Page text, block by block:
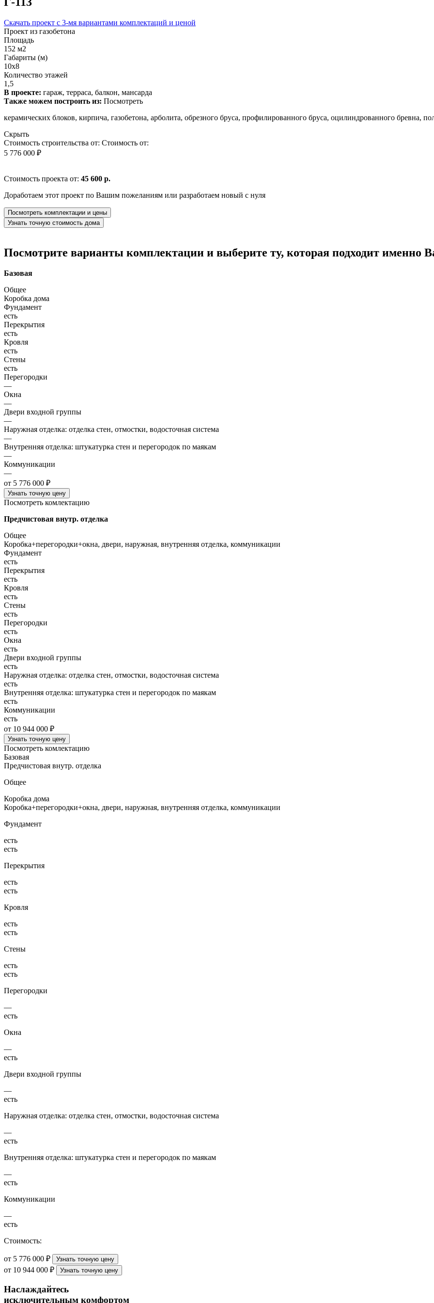
Скачать проект с 3-мя вариантами комплектаций и ценой
Проект из газобетона
Площадь
152 м2
Габариты (м)
10x8
Количество этажей
1,5
В проекте: гараж, терраса, балкон, мансарда
Также можем построить из: Посмотреть
керамических блоков, кирпича, газобетона, арболита, обрезного бруса, профилированного бруса, оцилиндрованного бревна,
Скрыть
Стоимость строительства от: Стоимость от:
5 776 000 ₽
Стоимость проекта от: 45 600 р.
Доработаем этот проект по Вашим пожеланиям или разработаем новый с нуля
Посмотреть комплектации и цены
Узнать точную стоимость дома
Посмотрите варианты комплектации и выберите ту, которая подходит именно
Базовая
Общее
Коробка дома
Фундамент
есть
Перекрытия
есть
Кровля
есть
Стены
есть
Перегородки
—
Окна
—
Двери входной группы
—
Наружная отделка: отделка стен, отмостки, водосточная система
—
Внутренняя отделка: штукатурка стен и перегородок по маякам
—
Коммуникации
—
от 5 776 000 ₽
Узнать точную цену
Посмотреть комлектацию
Предчистовая внутр. отделка
Общее
Коробка+перегородки+окна, двери, наружная, внутренняя отделка, коммуникации
Фундамент
есть
Перекрытия
есть
Кровля
есть
Стены
есть
Перегородки
есть
Окна
есть
Двери входной группы
есть
Наружная отделка: отделка стен, отмостки, водосточная система
есть
Внутренняя отделка: штукатурка стен и перегородок по маякам
есть
Коммуникации
есть
от 10 944 000 ₽
Узнать точную цену
Посмотреть комлектацию
Базовая
Предчистовая внутр. отделка
Общее
Коробка дома
Коробка+перегородки+окна, двери, наружная, внутренняя отделка, коммуникации
Фундамент
есть
есть
Перекрытия
есть
есть
Кровля
есть
есть
Стены
есть
есть
Перегородки
—
есть
Окна
—
есть
Двери входной группы
—
есть
Наружная отделка: отделка стен, отмостки, водосточная система
—
есть
Внутренняя отделка: штукатурка стен и перегородок по маякам
—
есть
Коммуникации
—
есть
Стоимость:
от 5 776 000 ₽ Узнать точную цену
от 10 944 000 ₽ Узнать точную цену
Наслаждайтесь
исключительным комфортом